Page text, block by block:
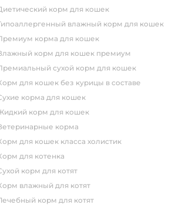
диетический корм для кошек
гипоаллергенный влажный корм для кошек
премиум корма для кошек
влажный корм для кошек премиум
премиальный сухой корм для кошек
корм для кошек без курицы в составе
сухие корма для кошек
жидкий корм для кошек
ветеринарные корма
корм для кошек класса холистик
корм для котенка
сухой корм для котят
корм влажный для котят
лечебный корм для котят